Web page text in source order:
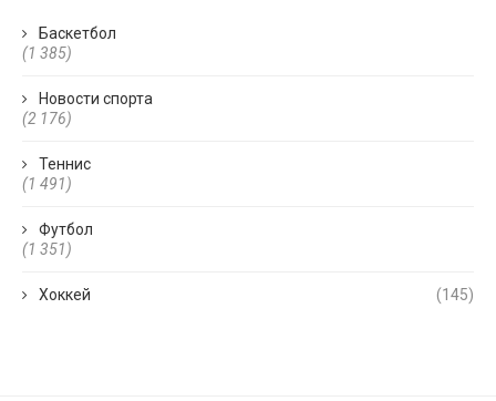
Баскетбол
(1 385)
Новости спорта
(2 176)
Теннис
(1 491)
Футбол
(1 351)
Хоккей (145)